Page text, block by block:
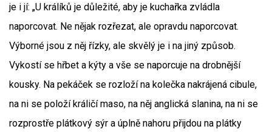
je i jí: „U králíků je důležité, aby je kuchařka zvládla
naporcovat. Ne nějak rozřezat, ale opravdu naporcovat.
Výborné jsou z něj řízky, ale skvělý je i na jiný způsob.
Vykostí se hřbet a kýty a vše se naporcuje na drobnější
kousky. Na pekáček se rozloží na kolečka nakrájená cibule,
na ni se položí králičí maso, na něj anglická slanina, na ni se
rozprostře plátkový sýr a úplně nahoru přijdou na plátky